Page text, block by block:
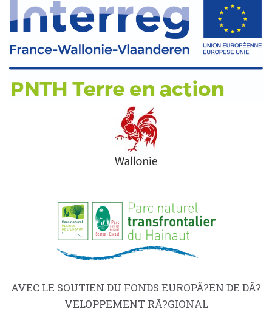
AVEC LE SOUTIEN DU FONDS EUROPÃ?EN DE DÃ?
VELOPPEMENT RÃ?GIONAL